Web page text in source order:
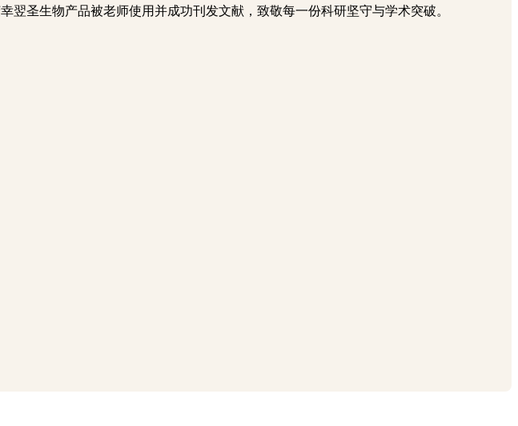
翌圣生物产品被老师使用并成功刊发文献，致敬每一份科研坚守与学术突破。